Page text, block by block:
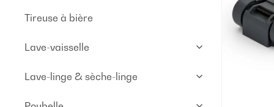
Tireuse à bière
Lave-vaisselle
Lave-linge & sèche-linge